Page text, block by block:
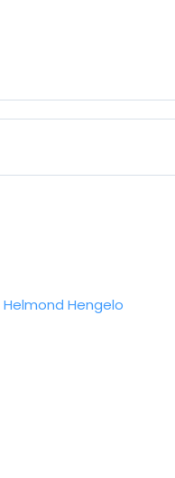
Helmond Hengelo